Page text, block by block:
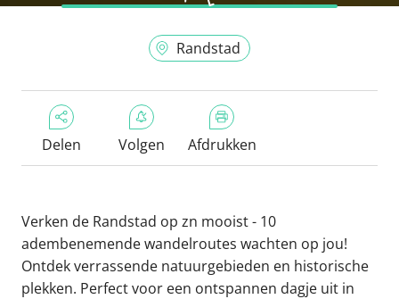
Randstad
Delen Volgen Afdrukken
Verken de Randstad op zn mooist - 10
adembenemende wandelroutes wachten op jou!
Ontdek verrassende natuurgebieden en historische
plekken. Perfect voor een ontspannen dagje uit in